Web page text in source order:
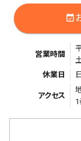
event_available
営業時間
休業日
アクセス
1